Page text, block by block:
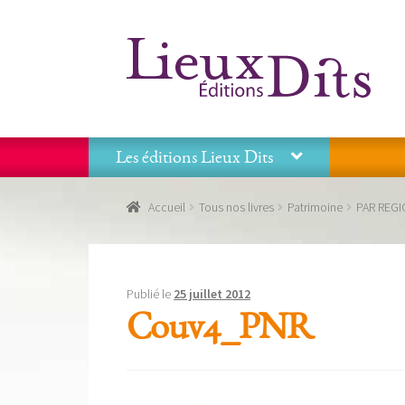
Aller
à
Aller
au
Les éditions Lieux Dits
Accueil Tous nos livres Patrimoine PAR
Publié le 25 juillet 2012
Couv4_PNR